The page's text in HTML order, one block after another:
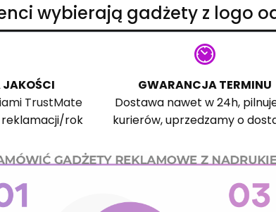
wybierają gadżety z logo
TrustMate
reklamacji/rok
GWARANCJA TERMINU
Dostawa nawet w 24h,
kurierów, uprzedzamy o